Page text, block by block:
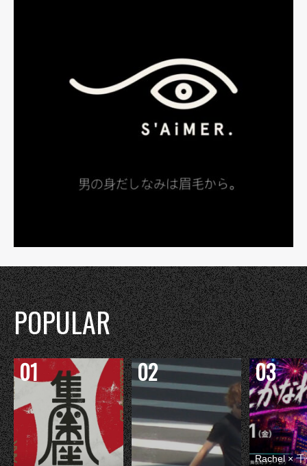
POPULAR
Rachel ×